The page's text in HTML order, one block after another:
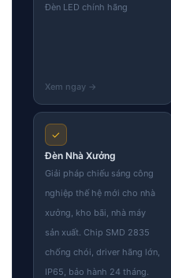
Đèn LED chính hãng
✓
Đèn Nhà Xưởng
Giải pháp chiếu sáng công
nghiệp thế hệ mới cho nhà
xưởng, kho bãi, nhà máy
sản xuất. Chip SMD 2835
chống chói, driver hãng lớn,
IP65, bảo hành 24 tháng.